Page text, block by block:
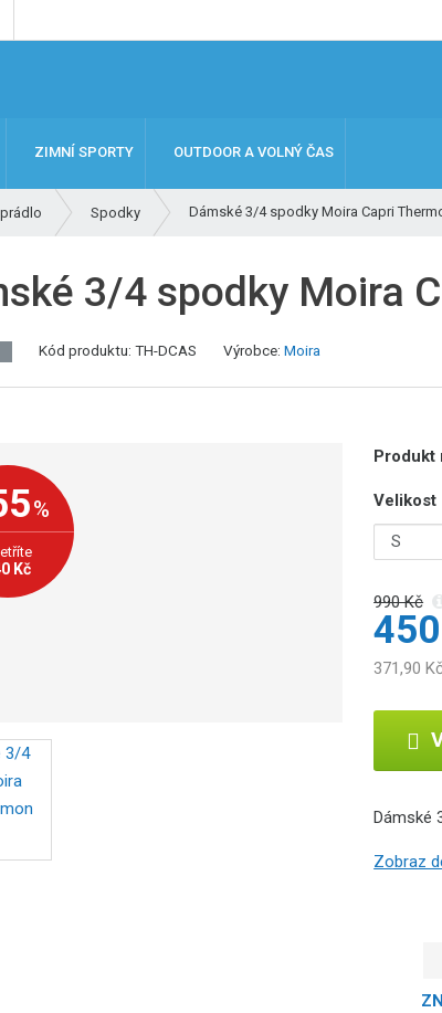
ZIMNÍ SPORTY OUTDOOR A VOLNÝ ČAS
Spodky Dámské 3/4 spodky Moira Capri
3/4 spodky Moira
Kód produktu: TH-DCAS Výrobce: Moira
Produkt
Velikost
%
Kč
990 Kč
371,90
Dámské
Zobraz